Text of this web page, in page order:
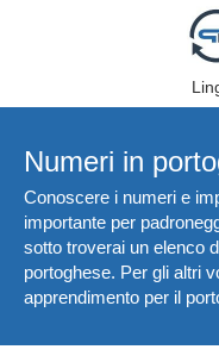
Numeri in
Conoscere i numeri e
importante per
sotto troverai un elenco
portoghese. Per gli altri
apprendimento per il